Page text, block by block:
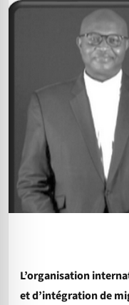
L’organisation
et d’intégration de